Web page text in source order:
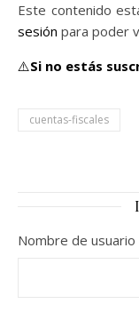
Este contenido
sesión para poder
⚠️Si no estás
cuentas-fiscales
Nombre de